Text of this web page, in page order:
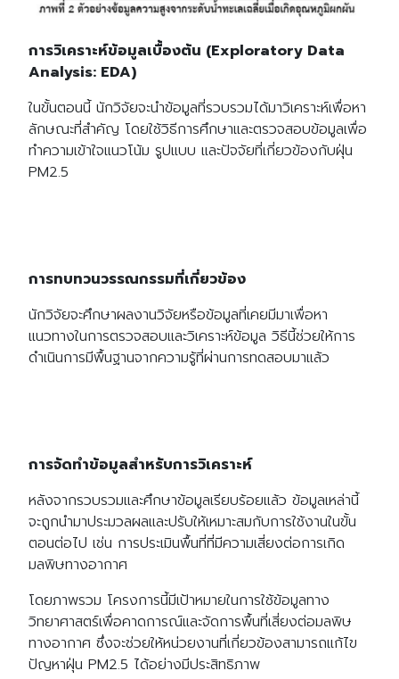
การวิเคราะห์ข้อมูลเบื้องต้น (Exploratory Data
Analysis: EDA)
ในขั้นตอนนี้ นักวิจัยจะนำข้อมูลที่รวบรวมได้มาวิเคราะห์เพื่อหา
ลักษณะที่สำคัญ โดยใช้วิธีการศึกษาและตรวจสอบข้อมูลเพื่อ
ทำความเข้าใจแนวโน้ม รูปแบบ และปัจจัยที่เกี่ยวข้องกับฝุ่น
PM2.5
การทบทวนวรรณกรรมที่เกี่ยวข้อง
นักวิจัยจะศึกษาผลงานวิจัยหรือข้อมูลที่เคยมีมาเพื่อหา
แนวทางในการตรวจสอบและวิเคราะห์ข้อมูล วิธีนี้ช่วยให้การ
ดำเนินการมีพื้นฐานจากความรู้ที่ผ่านการทดสอบมาแล้ว
การจัดทำข้อมูลสำหรับการวิเคราะห์
หลังจากรวบรวมและศึกษาข้อมูลเรียบร้อยแล้ว ข้อมูลเหล่านี้
จะถูกนำมาประมวลผลและปรับให้เหมาะสมกับการใช้งานในขั้น
ตอนต่อไป เช่น การประเมินพื้นที่ที่มีความเสี่ยงต่อการเกิด
มลพิษทางอากาศ
โดยภาพรวม โครงการนี้มีเป้าหมายในการใช้ข้อมูลทาง
วิทยาศาสตร์เพื่อคาดการณ์และจัดการพื้นที่เสี่ยงต่อมลพิษ
ทางอากาศ ซึ่งจะช่วยให้หน่วยงานที่เกี่ยวข้องสามารถแก้ไข
ปัญหาฝุ่น PM2.5 ได้อย่างมีประสิทธิภาพ